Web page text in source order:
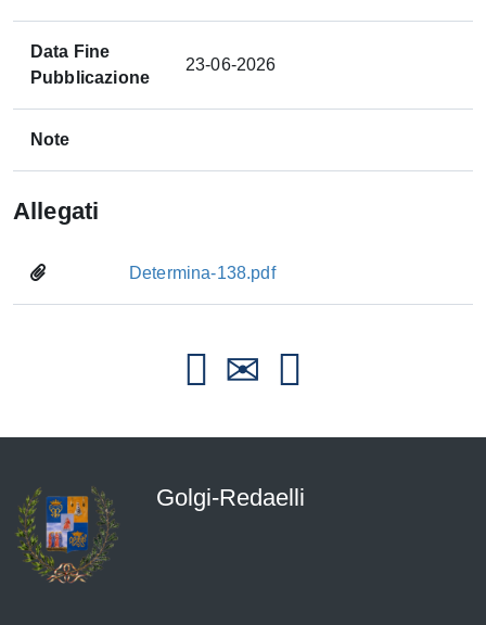
Data Fine
Pubblicazione
23-06-2026
Note
Allegati
Determina-138.pdf
Golgi-Redaelli